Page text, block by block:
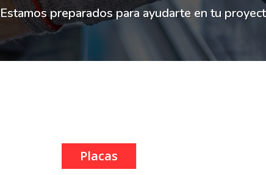
Estamos preparados para ayudarte en tu
Placas